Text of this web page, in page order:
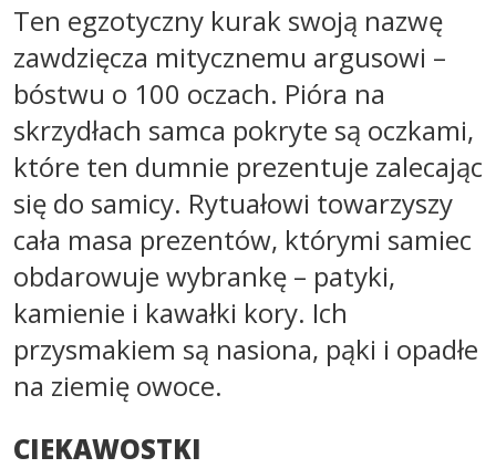
Ten egzotyczny kurak swoją nazwę
zawdzięcza mitycznemu argusowi –
bóstwu o 100 oczach. Pióra na
skrzydłach samca pokryte są oczkami,
które ten dumnie prezentuje zalecając
się do samicy. Rytuałowi towarzyszy
cała masa prezentów, którymi samiec
obdarowuje wybrankę – patyki,
kamienie i kawałki kory. Ich
przysmakiem są nasiona, pąki i opadłe
na ziemię owoce.
CIEKAWOSTKI